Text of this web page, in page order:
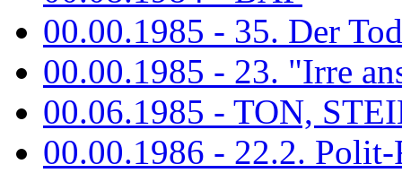
00.00.1985 - 35. Der
00.00.1985 - 23. "Irre
00.06.1985 - TON,
00.00.1986 - 22.2.